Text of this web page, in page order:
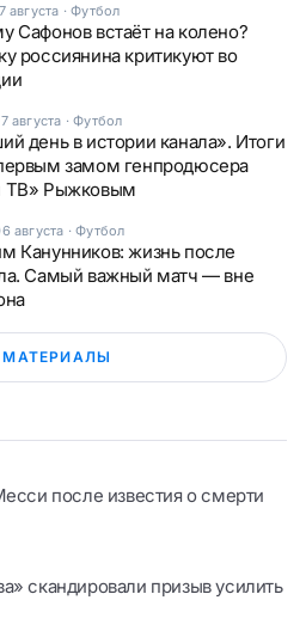
августа ·Футбол
Сафонов встаёт на колено?
россиянина критикуют во
августа ·Футбол
день в истории канала». Итоги
замом генпродюсера
ТВ» Рыжковым
августа ·Футбол
Канунников: жизнь после
Самый важный матч — вне
МАТЕРИАЛЫ
после известия о смерти
скандировали призыв усилить